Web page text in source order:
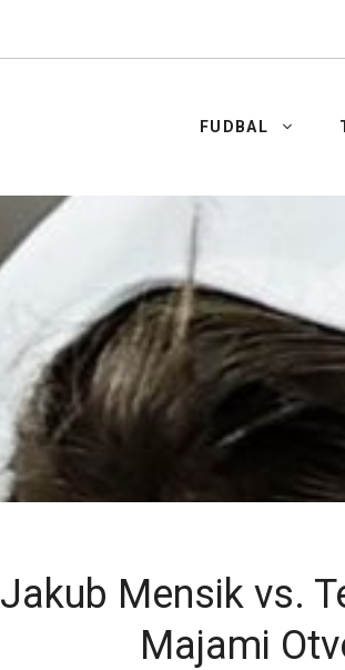
FUDBAL
Jakub Mensik vs.
Majami